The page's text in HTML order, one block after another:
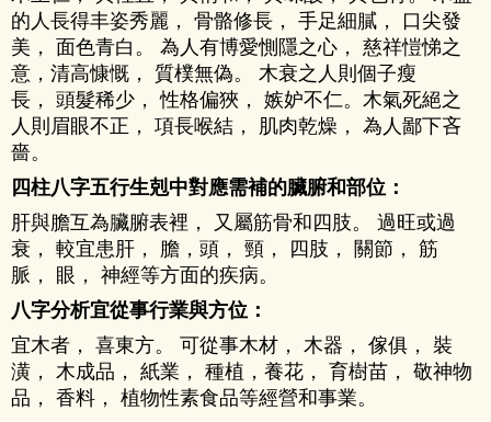
的人長得丰姿秀麗， 骨骼修長， 手足細膩， 口尖發
美， 面色青白。 為人有博愛惻隱之心， 慈祥愷悌之
意，清高慷慨， 質樸無偽。 木衰之人則個子瘦
長， 頭髮稀少， 性格偏狹， 嫉妒不仁。木氣死絕之
人則眉眼不正， 項長喉結， 肌肉乾燥， 為人鄙下吝
嗇。
四柱八字五行生剋中對應需補的臟腑和部位：
肝與膽互為臟腑表裡， 又屬筋骨和四肢。 過旺或過
衰， 較宜患肝， 膽，頭， 頸， 四肢， 關節， 筋
脈， 眼， 神經等方面的疾病。
八字分析宜從事行業與方位：
宜木者， 喜東方。 可從事木材， 木器， 傢俱， 裝
潢， 木成品， 紙業， 種植，養花， 育樹苗， 敬神物
品， 香料， 植物性素食品等經營和事業。